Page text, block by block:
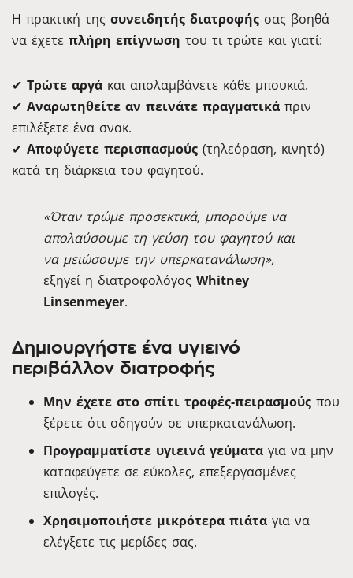
Η πρακτική της συνειδητής διατροφής σας βοηθά
να έχετε πλήρη επίγνωση του τι τρώτε και γιατί:
✔ Τρώτε αργά και απολαμβάνετε κάθε μπουκιά.
✔ Αναρωτηθείτε αν πεινάτε πραγματικά πριν
επιλέξετε ένα σνακ.
✔ Αποφύγετε περισπασμούς (τηλεόραση, κινητό)
κατά τη διάρκεια του φαγητού.
«Όταν τρώμε προσεκτικά, μπορούμε να
απολαύσουμε τη γεύση του φαγητού και
να μειώσουμε την υπερκατανάλωση»,
εξηγεί η διατροφολόγος Whitney
Linsenmeyer.
Δημιουργήστε ένα υγιεινό
περιβάλλον διατροφής
Μην έχετε στο σπίτι τροφές-πειρασμούς που
ξέρετε ότι οδηγούν σε υπερκατανάλωση.
Προγραμματίστε υγιεινά γεύματα για να μην
καταφεύγετε σε εύκολες, επεξεργασμένες
επιλογές.
Χρησιμοποιήστε μικρότερα πιάτα για να
ελέγξετε τις μερίδες σας.